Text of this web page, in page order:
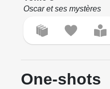
Oscar et ses mystères
One-shots